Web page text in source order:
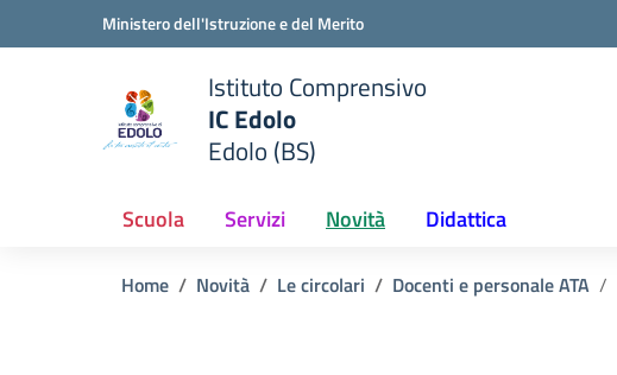
Vai ai contenuti
Vai al menu di navigazioneMinistero dell'Istruzione e del Merito
scuola
Istituto Comprensivo
IC Edolo
Edolo (BS)
Scuola Servizi Novità Didattica
Home Novità Le circolari Docenti e personale ATA